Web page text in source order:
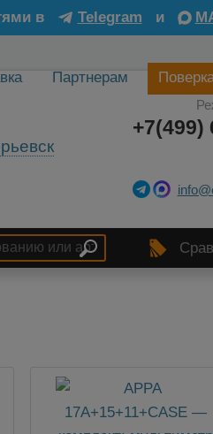
в Telegram и
Партнерам
+7(499)